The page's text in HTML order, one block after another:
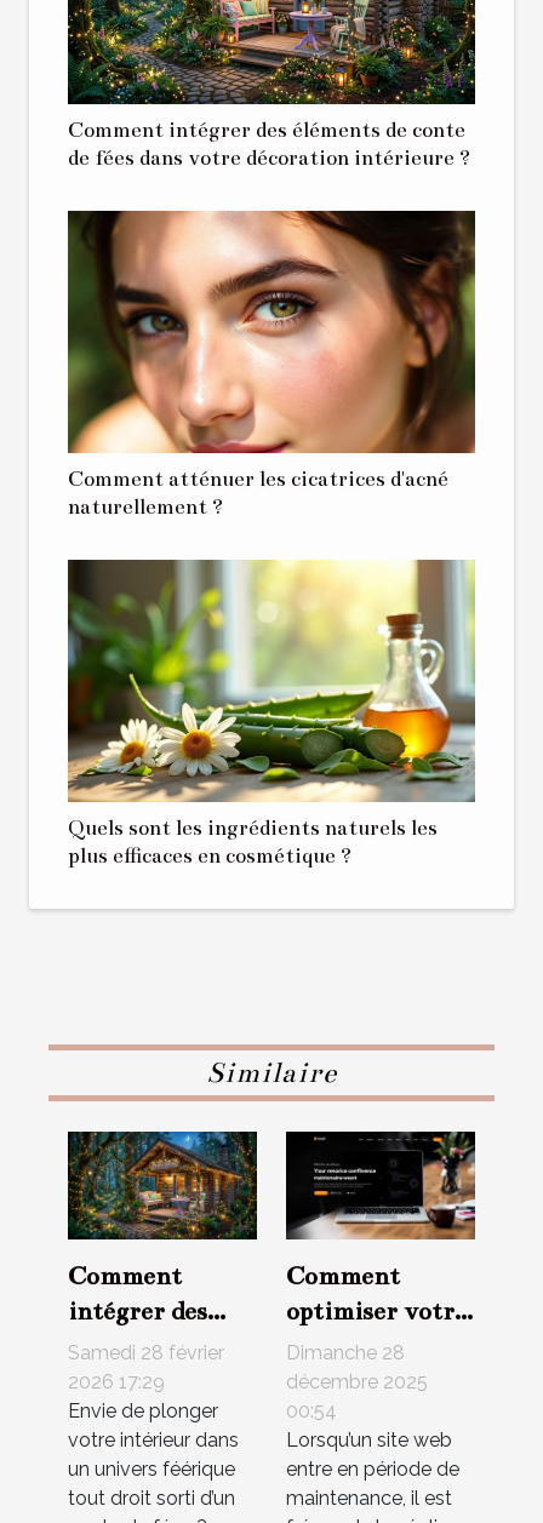
Comment intégrer des éléments de conte
de fées dans votre décoration intérieure ?
Comment atténuer les cicatrices d'acné
naturellement ?
Quels sont les ingrédients naturels les
plus efficaces en cosmétique ?
Similaire
Comment
intégrer des
éléments de
conte de fées
dans votre
décoration
intérieure ?
Samedi 28 février
2026 17:29
Envie de plonger
votre intérieur dans
un univers féérique
tout droit sorti d’un
Comment
optimiser votre
site pendant
une période de
maintenance ?
Dimanche 28
décembre 2025
00:54
Lorsqu’un site web
entre en période de
maintenance, il est